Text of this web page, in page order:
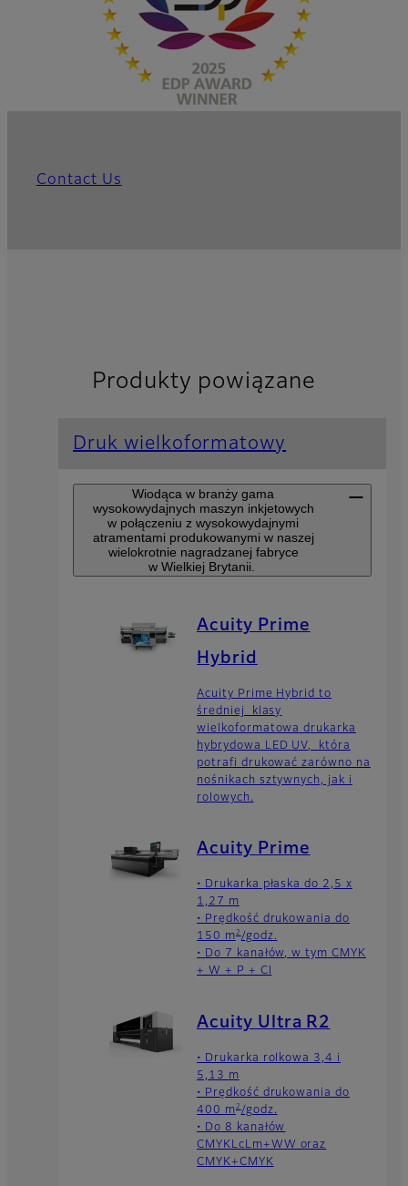
Contact Us
Produkty powiązane
Druk wielkoformatowy
Wiodąca w branży gama
wysokowydajnych maszyn inkjetowych
w połączeniu z wysokowydajnymi
atramentami produkowanymi w naszej
wielokrotnie nagradzanej fabryce
w Wielkiej Brytanii.
Acuity Prime
Hybrid
Acuity Prime Hybrid to
średniej klasy
wielkoformatowa drukarka
hybrydowa LED UV, która
potrafi drukować zarówno na
nośnikach sztywnych, jak i
rolowych.
Acuity Prime
• Drukarka płaska do 2,5 x
1,27 m
• Prędkość drukowania do
150 m2 /godz.
• Do 7 kanałów, w tym CMYK
+ W + P + Cl
Acuity Ultra R2
• Drukarka rolkowa 3,4 i
5,13 m
• Prędkość drukowania do
400 m2 /godz.
• Do 8 kanałów
CMYKLcLm+WW oraz
CMYK+CMYK